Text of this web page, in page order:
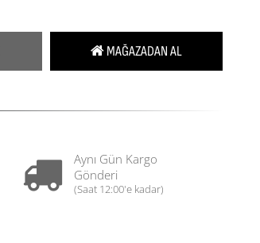
MAĞAZADAN AL
Aynı Gün Kargo
Gönderi
(Saat 12:00'e kadar)